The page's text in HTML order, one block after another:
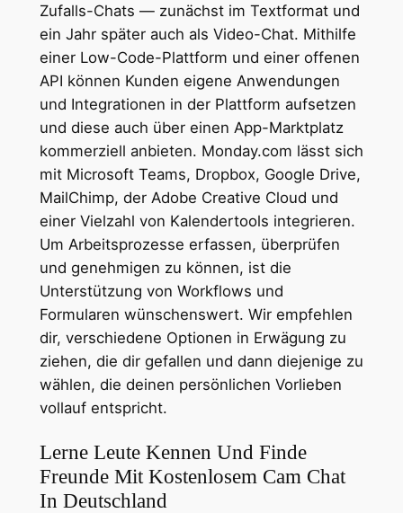
Zufalls-Chats — zunächst im Textformat und
ein Jahr später auch als Video-Chat. Mithilfe
einer Low-Code-Plattform und einer offenen
API können Kunden eigene Anwendungen
und Integrationen in der Plattform aufsetzen
und diese auch über einen App-Marktplatz
kommerziell anbieten. Monday.com lässt sich
mit Microsoft Teams, Dropbox, Google Drive,
MailChimp, der Adobe Creative Cloud und
einer Vielzahl von Kalendertools integrieren.
Um Arbeitsprozesse erfassen, überprüfen
und genehmigen zu können, ist die
Unterstützung von Workflows und
Formularen wünschenswert. Wir empfehlen
dir, verschiedene Optionen in Erwägung zu
ziehen, die dir gefallen und dann diejenige zu
wählen, die deinen persönlichen Vorlieben
vollauf entspricht.
Lerne Leute Kennen Und Finde
Freunde Mit Kostenlosem Cam Chat
In Deutschland